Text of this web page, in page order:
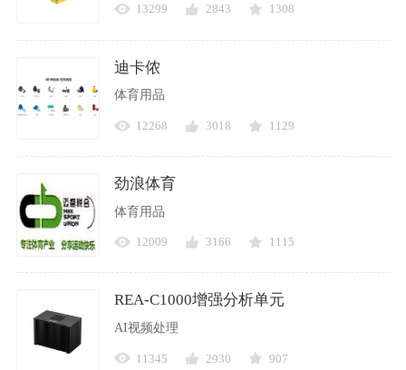
13299 2843 1308
迪卡侬
体育用品
12268 3018 1129
劲浪体育
体育用品
12009 3166 1115
REA-C1000增强分析单元
AI视频处理
11345 2930 907